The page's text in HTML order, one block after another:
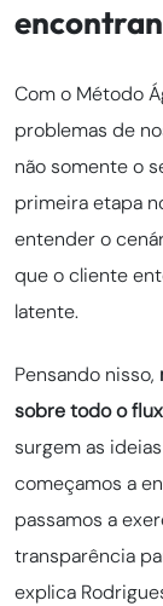
Com o Método
problemas de
não somente o
primeira etapa
entender o
que o cliente
latente.
Pensando nisso,
sobre todo o
surgem as
começamos a
passamos a
transparência
explica